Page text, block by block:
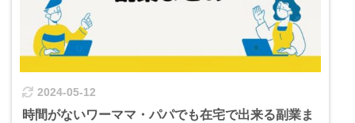
2024-05-12
時間がないワーママ・パパでも在宅で出来る副業ま